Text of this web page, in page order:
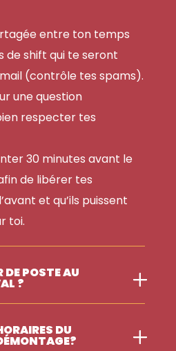
entre ton temps
de shift qui te seront
(contrôle tes spams).
une question
respecter tes
30 minutes avant le
de libérer tes
et qu’ils puissent
toi.
POSTE AU
?
DU